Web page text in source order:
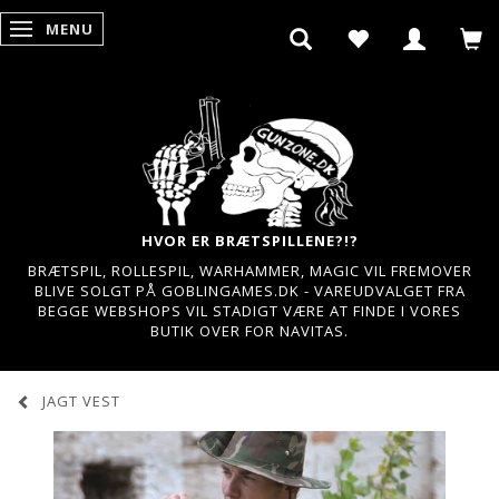
SKIFTE NAVIGATION
MENU
HVOR ER BRÆTSPILLENE?!?
BRÆTSPIL, ROLLESPIL, WARHAMMER, MAGIC VIL FREMOVER
BLIVE SOLGT PÅ GOBLINGAMES.DK - VAREUDVALGET FRA
BEGGE WEBSHOPS VIL STADIGT VÆRE AT FINDE I VORES
BUTIK OVER FOR NAVITAS.
JAGT VEST